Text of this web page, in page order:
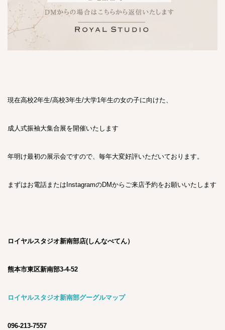
現在高校2年生/高校3年生/大学1年生の女の子に向けた、
成人式振袖大集合展を開催いたします
年明け最初の展示会ですので、毎年大変好評いただいております。
まずはお電話またはInstagramのDMからご来店予約をお願いいたします
ロイヤルスタジオ新南部店(しんなべてん）
熊本市東区新南部3-4-52
ロイヤルスタジオ新南部グーグルマップ
096-213-7557